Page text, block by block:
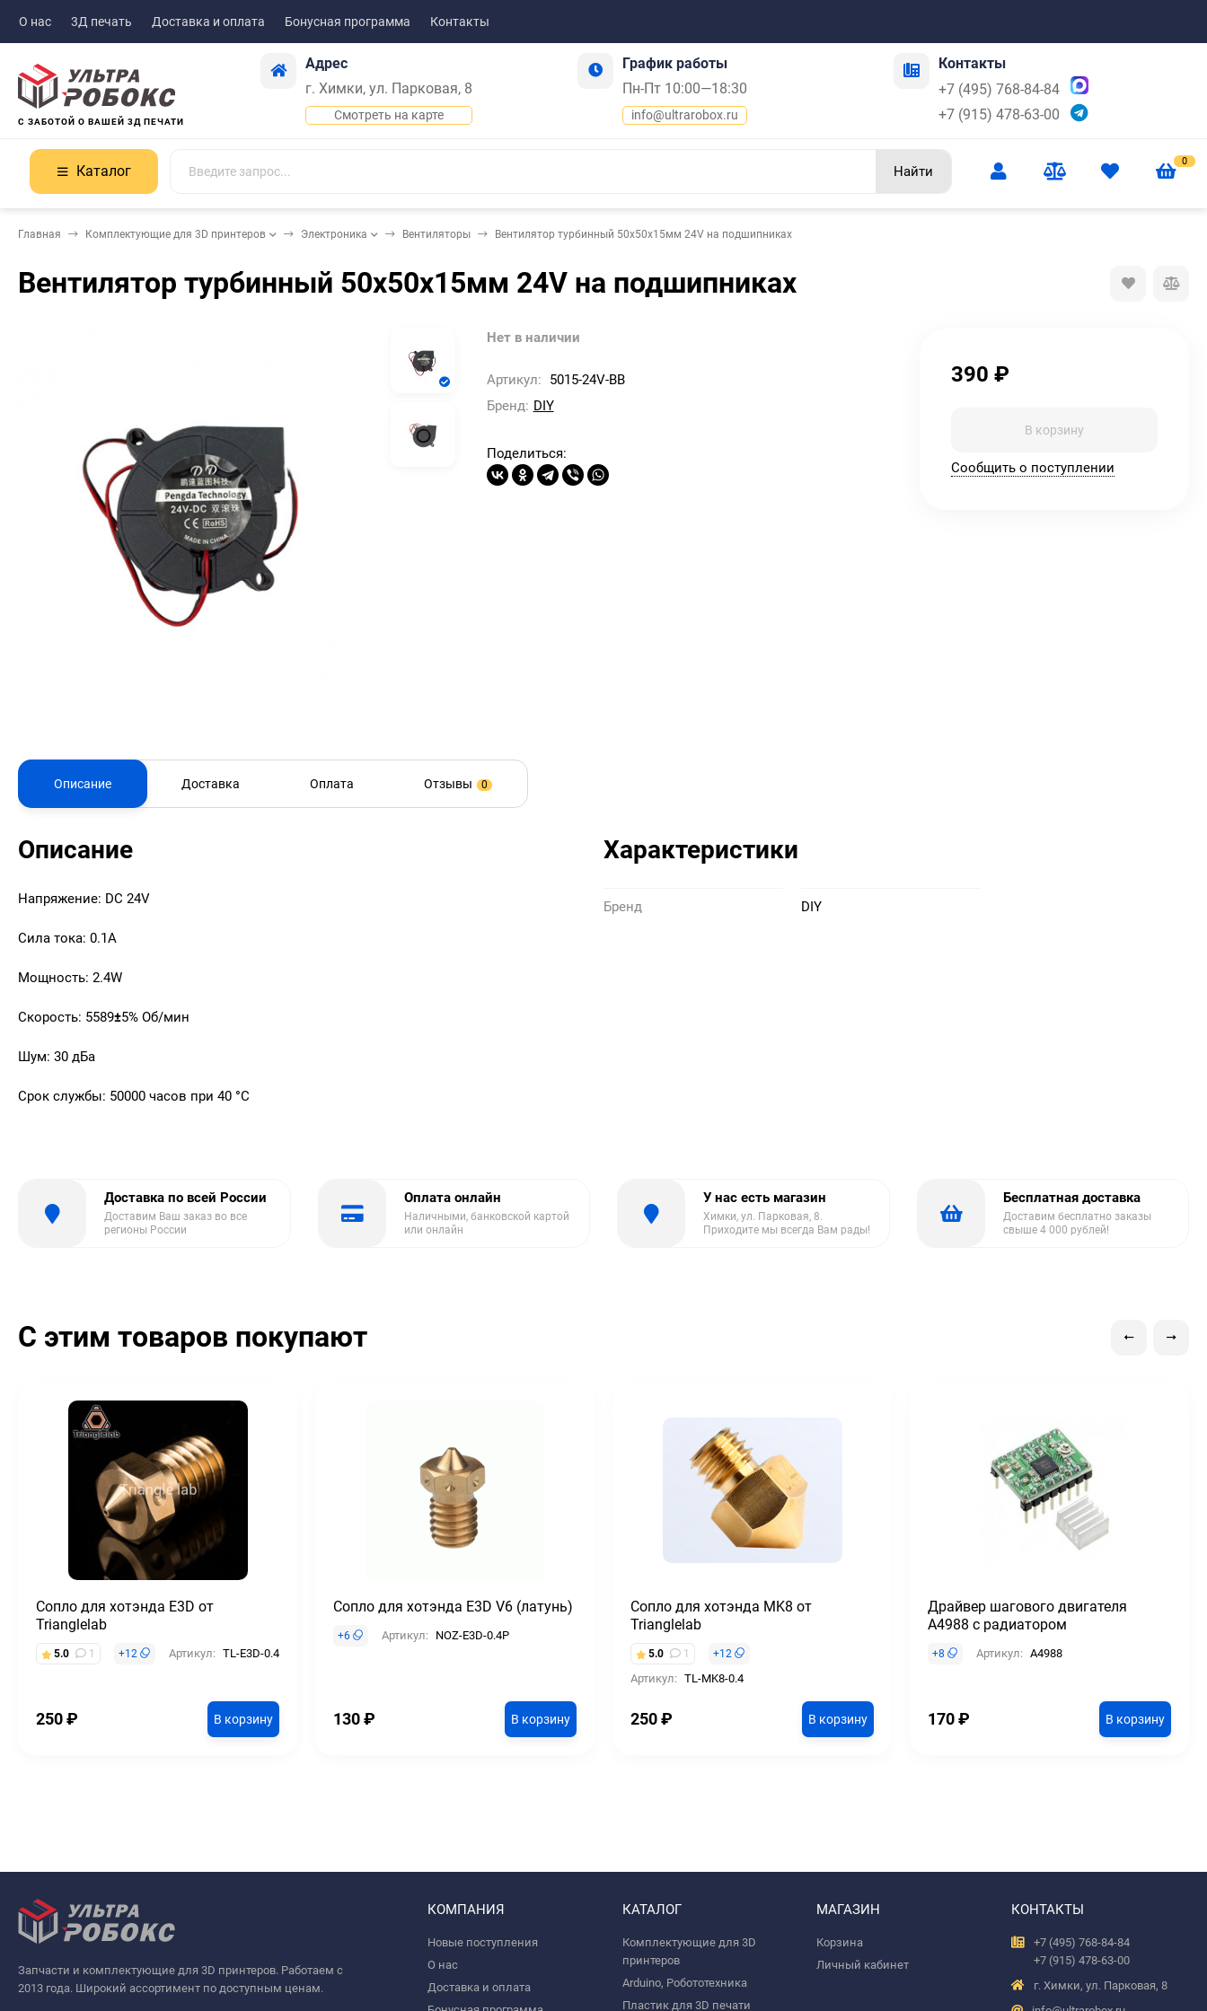
О нас 3Д печать Доставка и оплата Бонусная программа Контакты
С ЗАБОТОЙ О ВАШЕЙ 3Д ПЕЧАТИ
Адрес
г. Химки, ул. Парковая, 8
Смотреть на карте
График работы
Пн-Пт 10:00—18:30
info@ultrarobox.ru
Контакты
+7 (495) 768-84-84
+7 (915) 478-63-00
Каталог Найти
0
Главная Комплектующие для 3D принтеров Электроника Вентиляторы Вентилятор турбинный 50х50х15мм 24V на подшипниках
Вентилятор турбинный 50х50х15мм 24V на подшипниках
Нет в наличии
Артикул:
5015-24V-BB
Бренд: DIY
Поделиться:
390 ₽
В корзину
Сообщить о поступлении
Описание Доставка Оплата Отзывы 0
Описание
Напряжение: DC 24V
Сила тока: 0.1А
Мощность: 2.4W
Скорость: 5589±5% Об/мин
Шум: 30 дБа
Срок службы: 50000 часов при 40 °C
Характеристики
Бренд DIY
Доставка по всей России
Доставим Ваш заказ во все
регионы России
Оплата онлайн
Наличными, банковской картой
или онлайн
У нас есть магазин
Химки, ул. Парковая, 8.
Приходите мы всегда Вам рады!
Бесплатная доставка
Доставим бесплатно заказы
свыше 4 000 рублей!
С этим товаров покупают
Сопло для хотэнда E3D от
Trianglelab
5.0 1 +12 Артикул: TL-E3D-0.4
250₽ В корзину
Сопло для хотэнда E3D V6 (латунь)
+6 Артикул: NOZ-E3D-0.4P
130₽ В корзину
Сопло для хотэнда MK8 от
Trianglelab
5.0 1 +12
Артикул: TL-MK8-0.4
250₽ В корзину
Драйвер шагового двигателя
A4988 с радиатором
+8 Артикул: A4988
170₽ В корзину
Запчасти и комплектующие для 3D принтеров. Работаем с
2013 года. Широкий ассортимент по доступным ценам.
КОМПАНИЯ
Новые поступления
О нас
Доставка и оплата
КАТАЛОГ
Комплектующие для 3D
принтеров
Arduino, Робототехника
Пластик для 3D печати
МАГАЗИН
Корзина
Личный кабинет
КОНТАКТЫ
+7 (495) 768-84-84
+7 (915) 478-63-00
г. Химки, ул. Парковая, 8